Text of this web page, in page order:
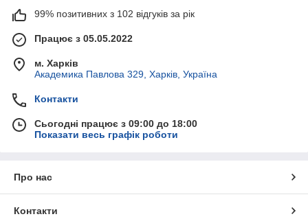
99% позитивних з 102 відгуків за рік
Працює з 05.05.2022
м. Харків
Академика Павлова 329, Харків, Україна
Контакти
Сьогодні працює з 09:00 до 18:00
Показати весь графік роботи
Про нас
Контакти